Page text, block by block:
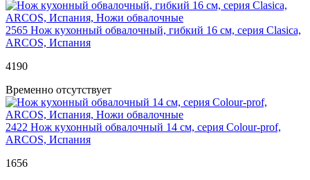
2565 Нож кухонный обвалочный, гибкий 16 см, серия Clasica,
ARCOS, Испания
4190
Временно отсутствует
2422 Нож кухонный обвалочный 14 см, серия Colour-prof,
ARCOS, Испания
1656